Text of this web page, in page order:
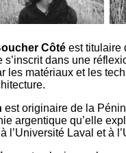
Côté est titulaire
dans une
les matériaux et les
est originaire de la
argentique qu’elle
l’Université Laval et à